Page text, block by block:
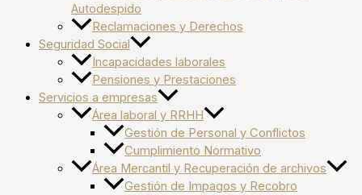
Autodespido
Reclamaciones y Derechos
Seguridad Social
Incapacidades laborales
Pensiones y Prestaciones
Servicios a empresas
Área laboral y RRHH
Gestión de Personal y Conflictos
Cumplimiento Normativo
Área Mercantil y Recuperación de archivos
Gestión de Impagos y Recobro